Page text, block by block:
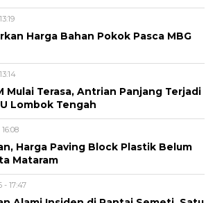
Harga Bahan Pokok Pasca MBG
Mulai Terasa, Antrian Panjang Terjadi
Lombok Tengah
Harga Paving Block Plastik Belum
Mataram
- 17:47